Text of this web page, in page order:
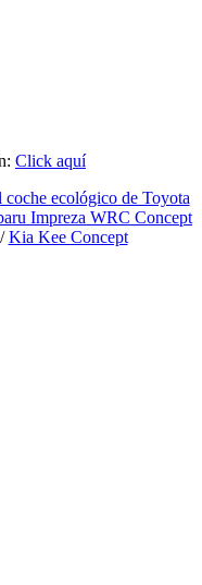
Click aquí
ecológico de Toyota
Impreza WRC Concept
Kia Kee Concept